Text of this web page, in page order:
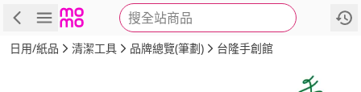
搜全站商品
商品 評價 詳情
日用/紙品 清潔工具 品牌總覽(筆劃) 台隆手創館